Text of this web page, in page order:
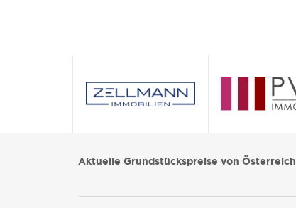
Aktuelle Grundstückspreise von Österreich